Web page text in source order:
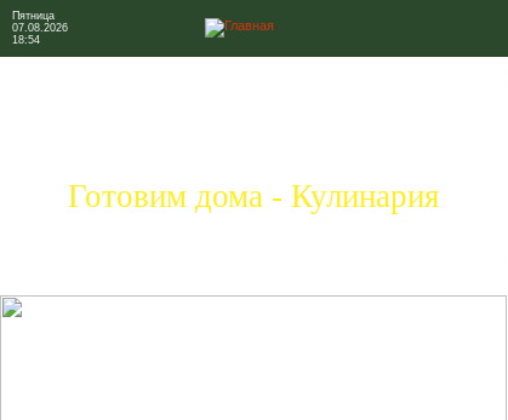
Пятница
07.08.2026
18:54
Готовим дома - Кулинария